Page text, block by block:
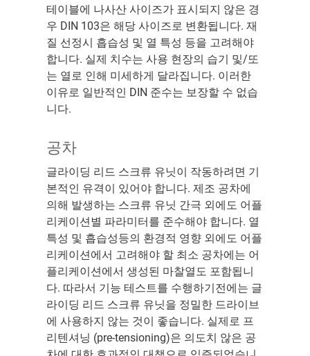
테이블에 나사산 사이즈가 표시되지 않은 경
우 DIN 103은 해당 사이즈로 변환됩니다. 재
질 선정시 흡습성 및 열 특성 등을 고려해야
합니다. 실제 치수는 사용 현장의 습기 및/또
는 열로 인해 미세하게 달라집니다. 이러한
이유로 일반적인 DIN 준수는 보장할 수 없습
니다.
공차
글라이딩 리드 스크류 유닛이 작동하려면 기
본적인 유격이 있어야 합니다. 제조 공차에
의해 발생하는 스크류 유닛 간극 외에도 어플
리케이션별 파라미터를 준수해야 합니다. 열
특성 및 흡습성등의 환경적 영향 외에도 어플
리케이션에서 고려해야 할 최소 공차에는 어
플리케이션에서 생성된 마찰열도 포함됩니
다. 따라서 기능 테스트를 수행하기전에는 글
라이딩 리드 스크류 유닛을 정밀한 드라이브
에 사용하지 않는 것이 좋습니다. 실제로 프
리텐셔닝 (pre-tensioning)은 의도치 않은 공